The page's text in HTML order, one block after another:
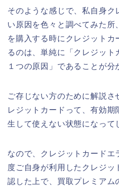
そのような感じで、私自身ク
い原因を色々と調べてみた所
を購入する時にクレジットカ
るのは、単純に「クレジット
１つの原因」であることが分
ご存じない方のために解説さ
レジットカードって、有効期
生して使えない状態になって
なので、クレジットカードエ
度ご自身が利用したクレジッ
認した上で、買取プレミアム